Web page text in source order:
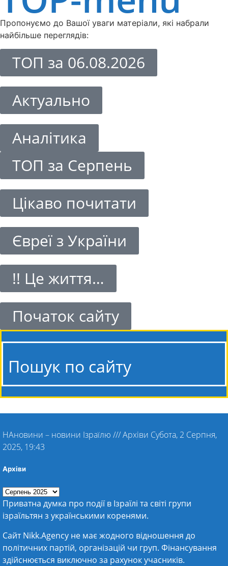
Пропонуємо до Вашої уваги матеріали, які набрали
найбільше переглядів:
ТОП за 06.08.2026
Актуально
Аналітика
ТОП за Серпень
Цікаво почитати
Євреї з України
!! Це життя…
Початок сайту
Пошук по сайту
НАновини – новини Ізраїлю ///Архіви Субота, 2 Серпня,
2025, 19:43
Архіви
Приватна думка про події в Ізраїлі та світі групи
ізраїльтян з українськими коренями.
Сайт Nikk.Agency не має жодного відношення до
політичних партій, організацій чи груп. Фінансування
здійснюється виключно за рахунок учасників.